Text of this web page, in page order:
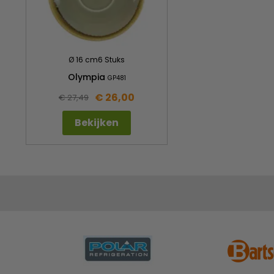
Ø 16 cm6 Stuks
Olympia GP481
€ 27,49 € 26,00
Bekijken